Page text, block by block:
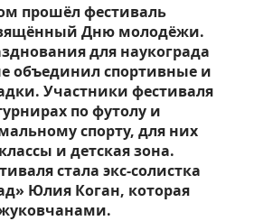
прошёл фестиваль
Дню молодёжи.
для наукограда
объединил спортивные и
Участники фестиваля
по футолу и
спорту, для них
и детская зона.
стала экс-солистка
Юлия Коган, которая